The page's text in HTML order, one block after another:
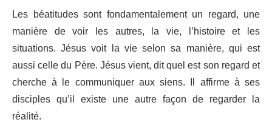
Les béatitudes sont fondamentalement un regard, une
manière de voir les autres, la vie, l’histoire et les
situations. Jésus voit la vie selon sa manière, qui est
aussi celle du Père. Jésus vient, dit quel est son regard et
cherche à le communiquer aux siens. Il affirme à ses
disciples qu’il existe une autre façon de regarder la
réalité.